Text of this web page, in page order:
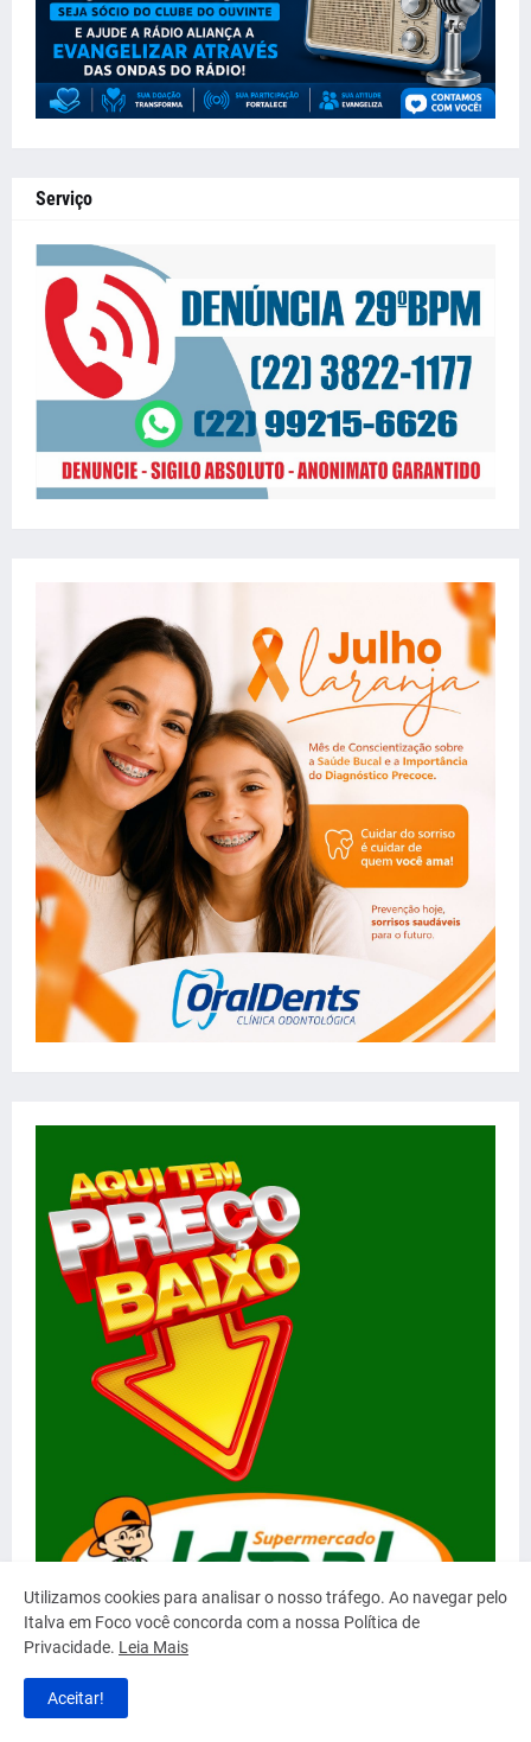
Serviço
Utilizamos cookies para analisar o nosso tráfego. Ao navegar pelo
Italva em Foco você concorda com a nossa Política de
Privacidade. Leia Mais
Aceitar!